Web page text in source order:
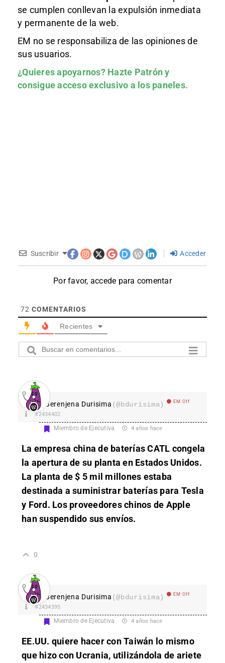
se cumplen conllevan la expulsión inmediata
y permanente de la web.
EM no se responsabiliza de las opiniones de
sus usuarios.
¿Quieres apoyarnos? Hazte Patróny
consigue acceso exclusivo a los paneles.
Suscribir Acceder
Por favor, accede para comentar
72 COMENTARIOS
Recientes
Berenjena Durisima (@bdurisima) EM Off
#2434402
Miembro de Ejecutiva 4 años hace
La empresa china de baterías CATL congela
la apertura de su planta en Estados Unidos.
La planta de $ 5 mil millones estaba
destinada a suministrar baterías para Tesla
y Ford. Los proveedores chinos de Apple
han suspendido sus envíos.
0
Berenjena Durisima (@bdurisima) EM Off
#2434395
Miembro de Ejecutiva 4 años hace
EE.UU. quiere hacer con Taiwán lo mismo
que hizo con Ucrania, utilizándola de ariete